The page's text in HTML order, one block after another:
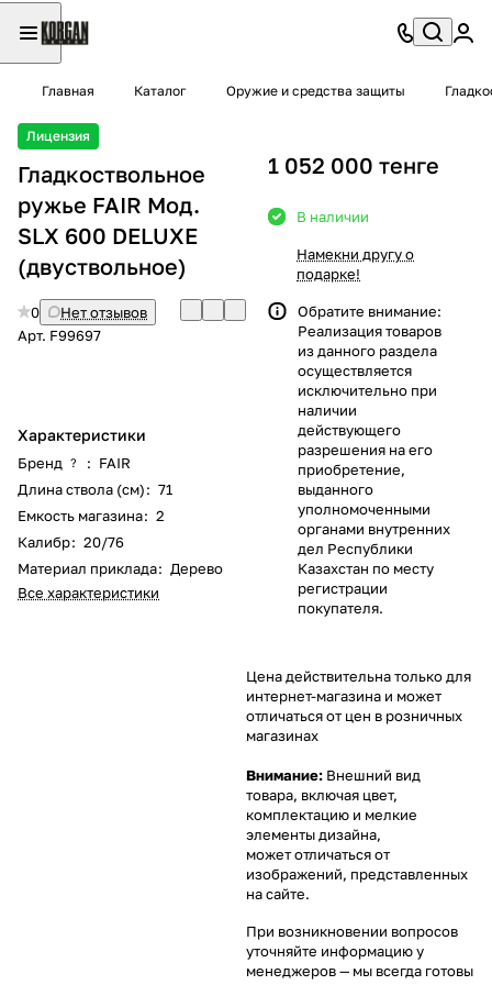
Главная Каталог Оружие и средства защиты
Лицензия
Гладкоствольное
ружье FAIR Moд.
SLX 600 DELUXE
(двуствольное)
0
Нет отзывов
Арт. F99697
Характеристики
Бренд ? : FAIR
Длина ствола (см): 71
Емкость магазина: 2
Калибр: 20/76
Материал приклада: Дерево
Все характеристики
1 052 000 тенге
В наличии
Намекни другу о
подарке!
Обратите внимание:
Реализация товаров
из данного раздела
осуществляется
исключительно при
наличии
действующего
разрешения на его
приобретение,
выданного
уполномоченными
органами внутренних
дел Республики
Казахстан по месту
регистрации
покупателя.
Цена действительна только для
интернет-магазина и может
отличаться от цен в розничных
магазинах
Внимание: Внешний вид
товара, включая цвет,
комплектацию и мелкие
элементы дизайна,
может отличаться от
изображений, представленных
на сайте.
При возникновении вопросов
уточняйте информацию у
менеджеров— мы всегда готовы